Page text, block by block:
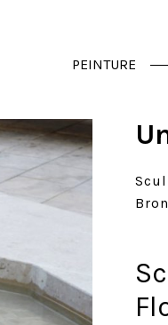
PEINTURE